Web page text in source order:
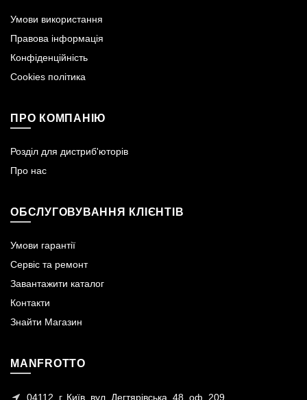
Умови використання
Правова інформація
Конфіденційність
Cookies політика
ПРО КОМПАНІЮ
Розділ для дистриб'юторів
Про нас
ОБСЛУГОВУВАННЯ КЛІЄНТІВ
Умови гарантії
Сервіс та ремонт
Завантажити каталог
Контакти
Знайти Магазин
MANFROTTO
04112, г. Київ, вул. Дегтярівська, 48, оф. 209